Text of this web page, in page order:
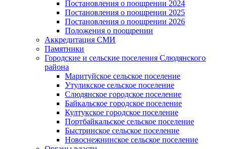
Постановления о поощрении 2024
Постановления о поощрении 2025
Постановления о поощрении 2026
Положения о поощрении
Аккредитация СМИ
Памятники
Городские и сельские поселения Слюдянского
района
Маритуйское сельское поселение
Утуликское сельское поселение
Слюдянское городское поселение
Байкальское городское поселение
Култукское городское поселение
Портбайкальское сельское поселение
Быстринское сельское поселение
Новоснежнинское сельское поселение